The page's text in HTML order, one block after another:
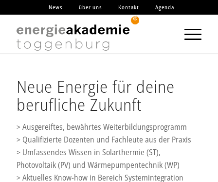
News über uns Kontakt Agenda
Neue Energie für deine
berufliche Zukunft
> Ausgereiftes, bewährtes Weiterbildungsprogramm
> Qualifizierte Dozenten und Fachleute aus der Praxis
> Umfassendes Wissen in Solarthermie (ST),
Photovoltaik (PV) und Wärmepumpentechnik (WP)
> Aktuelles Know-how in Bereich Systemintegration